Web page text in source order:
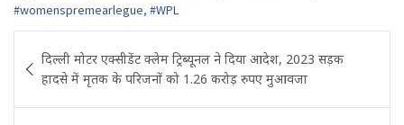
#womenspremearlegue, #WPL
navigation
दिल्ली मोटर एक्सीडेंट क्लेम ट्रिब्यूनल ने दिया आदेश, 2023 सड़क
हादसे में मृतक के परिजनों को 1.26 करोड़ रुपए मुआवजा